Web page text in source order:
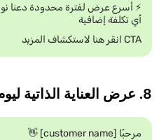
⚡️ أسرع عرض لفترة محدودة دعنا
أي تكلفة إضافية
CTA انقر هنا لاستكشاف المزيد
8. عرض العناية الذاتية ليوم الشوكولاتة
مرحبًا [customer name] 👋